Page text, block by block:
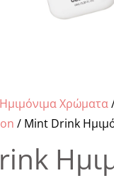
Ημιμόνιμα Χρώματα
/ Mint Drink